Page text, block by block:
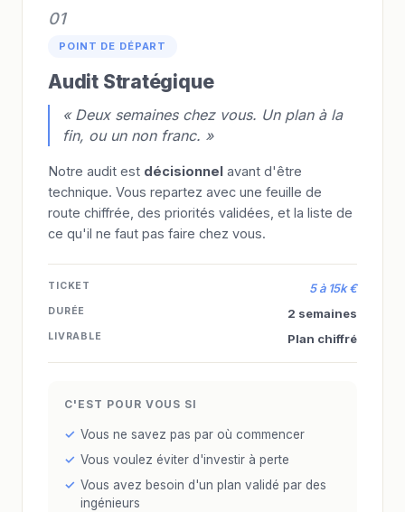
01
POINT DE DÉPART
Audit Stratégique
« Deux semaines chez vous. Un plan à la
fin, ou un non franc. »
Notre audit est décisionnel avant d'être
technique. Vous repartez avec une feuille de
route chiffrée, des priorités validées, et la liste de
ce qu'il ne faut pas faire chez vous.
TICKET 5 à 15k €
DURÉE 2 semaines
LIVRABLE Plan chiffré
C'EST POUR VOUS SI
Vous ne savez pas par où commencer
Vous voulez éviter d'investir à perte
Vous avez besoin d'un plan validé par des
ingénieurs